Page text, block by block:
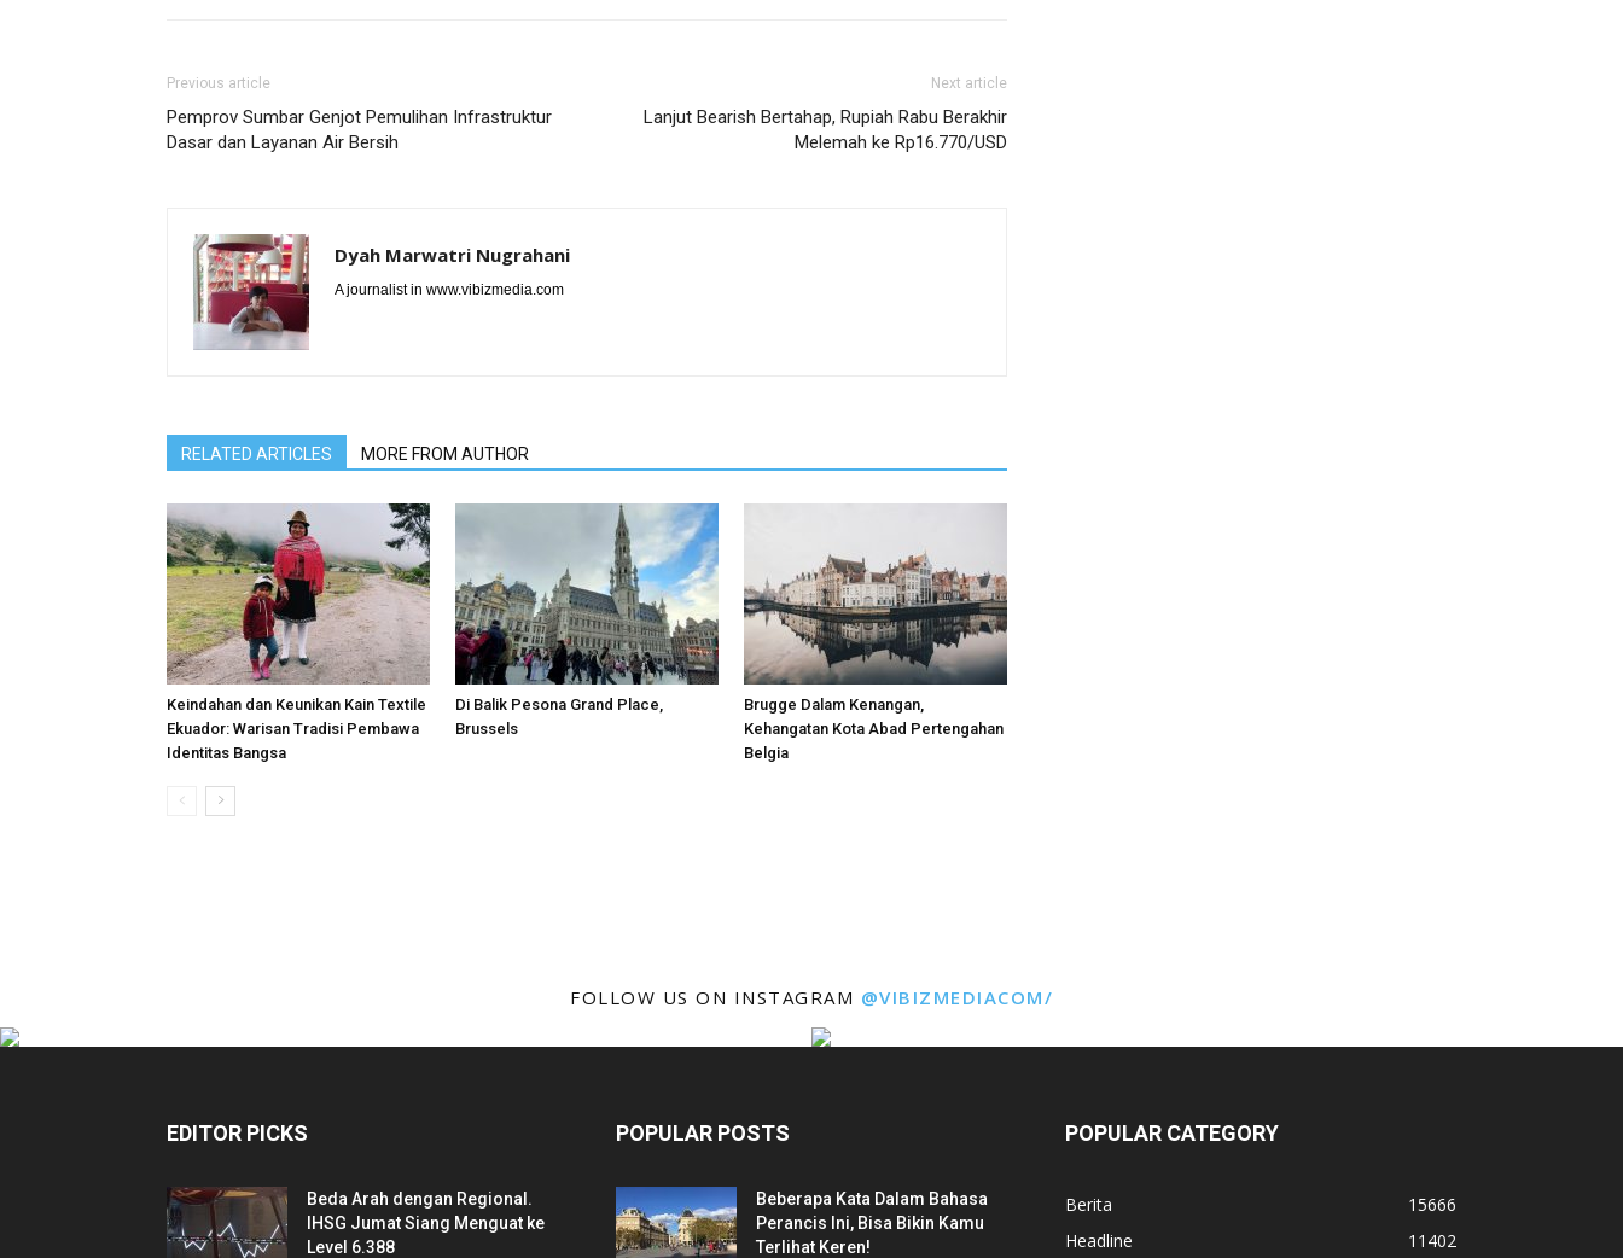
Previous article
Pemprov Sumbar Genjot Pemulihan Infrastruktur
Dasar dan Layanan Air Bersih
Next article
Lanjut Bearish Bertahap, Rupiah Rabu Berakhir
Melemah ke Rp16.770/USD
Dyah Marwatri Nugrahani
A journalist in www.vibizmedia.com
RELATED ARTICLES MORE FROM AUTHOR
Keindahan dan Keunikan Kain Textile
Ekuador: Warisan Tradisi Pembawa
Identitas Bangsa
Di Balik Pesona Grand Place,
Brussels
Brugge Dalam Kenangan,
Kehangatan Kota Abad Pertengahan
Belgia
FOLLOW US ON INSTAGRAM @VIBIZMEDIACOM/
EDITOR PICKS
Beda Arah dengan Regional.
IHSG Jumat Siang Menguat ke
Level 6.388
POPULAR POSTS
Beberapa Kata Dalam Bahasa
Perancis Ini, Bisa Bikin Kamu
Terlihat Keren!
POPULAR CATEGORY
Berita
15666
Headline
11402